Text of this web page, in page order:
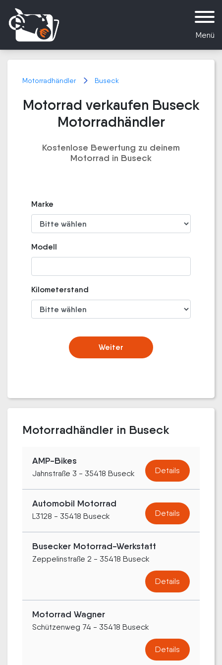
Menü
Motorradhändler Buseck
Motorrad verkaufen Buseck
Motorradhändler
Kostenlose Bewertung zu deinem
Motorrad in Buseck
Marke
Modell
Kilometerstand
Weiter
Motorradhändler in Buseck
AMP-Bikes
Jahnstraße 3 - 35418 Buseck Details
Automobil Motorrad
L3128 - 35418 Buseck Details
Busecker Motorrad-Werkstatt
Zeppelinstraße 2 - 35418 Buseck
Details
Motorrad Wagner
Schützenweg 74 - 35418 Buseck
Details